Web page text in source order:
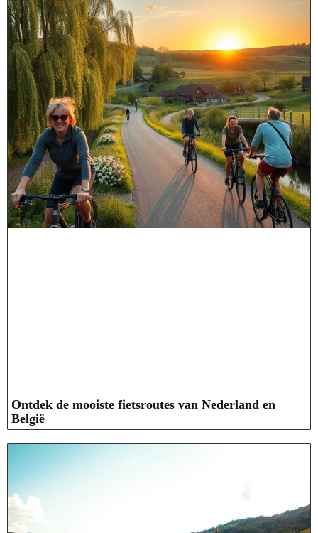
Ontdek de mooiste fietsroutes van Nederland en
België